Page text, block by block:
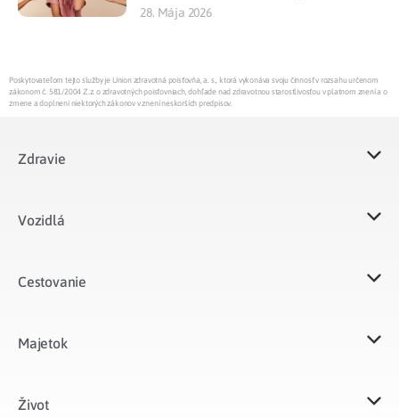
28. Mája 2026
Poskytovateľom tejto služby je Union zdravotná poisťovňa, a. s., ktorá vykonáva svoju činnosť v rozsahu určenom
zákonom č. 581/2004 Z.z. o zdravotných poisťovniach, dohľade nad zdravotnou starostlivosťou v platnom znení a o
zmene a doplnení niektorých zákonov v znení neskorších predpisov.
Zdravie
Vozidlá​
Cestovanie
Majetok​
Život​